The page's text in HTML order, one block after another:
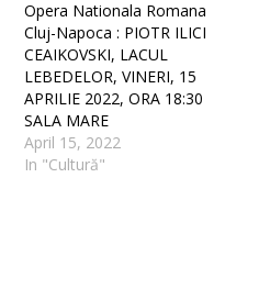
Opera Nationala Romana
Cluj-Napoca : PIOTR ILICI
CEAIKOVSKI, LACUL
LEBEDELOR, VINERI, 15
APRILIE 2022, ORA 18:30
SALA MARE
April 15, 2022
In "Cultură"